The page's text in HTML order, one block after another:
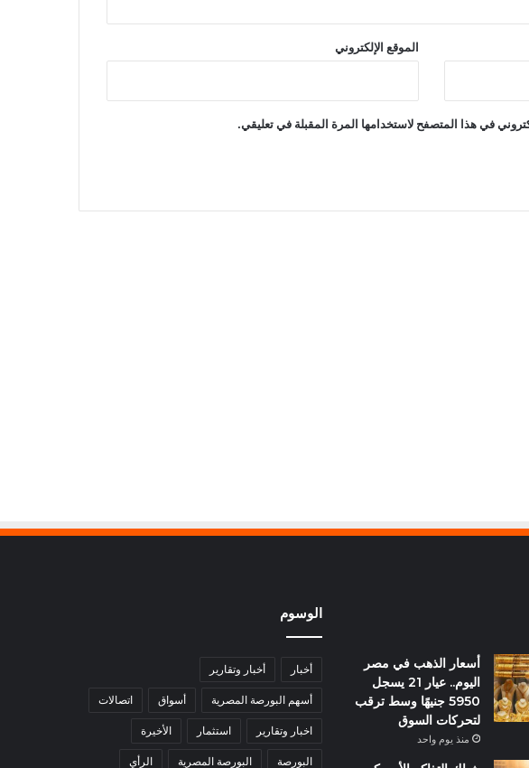
الموقع الإلكتروني
في هذا المتصفح لاستخدامها المرة المقبلة في تعليقي.
أسعار الذهب في مصر
اليوم.. عيار 21 يسجل
5950 جنيهًا وسط ترقب
لتحركات السوق
منذ يوم واحد
الوسوم
أخبار أخبار وتقارير
أسهم البورصة المصرية أسواق اتصالات
اخبار وتقارير استثمار الأخيرة
البورصة البورصة المصرية الرأي